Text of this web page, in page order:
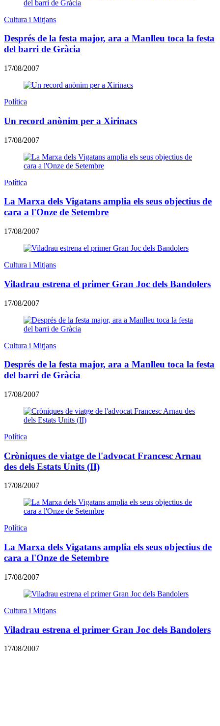
Cultura i Mitjans
Després de la festa major, ara a Manlleu toca la festa
del barri de Gràcia
17/08/2007
Política
Un record anònim per a Xirinacs
17/08/2007
Política
La Marxa dels Vigatans amplia els seus objectius de
cara a l'Onze de Setembre
17/08/2007
Cultura i Mitjans
Viladrau estrena el primer Gran Joc dels Bandolers
17/08/2007
Cultura i Mitjans
Després de la festa major, ara a Manlleu toca la festa
del barri de Gràcia
17/08/2007
Política
Cròniques de viatge de l'advocat Francesc Arnau
des dels Estats Units (II)
17/08/2007
Política
La Marxa dels Vigatans amplia els seus objectius de
cara a l'Onze de Setembre
17/08/2007
Cultura i Mitjans
Viladrau estrena el primer Gran Joc dels Bandolers
17/08/2007